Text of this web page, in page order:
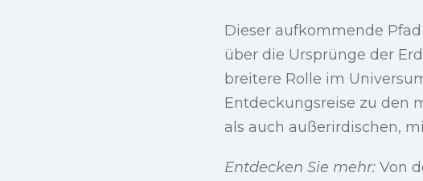
Dieser aufkommende
über die Ursprünge der
breitere Rolle im
Entdeckungsreise zu den
als auch außerirdischen,
Entdecken Sie mehr: Von